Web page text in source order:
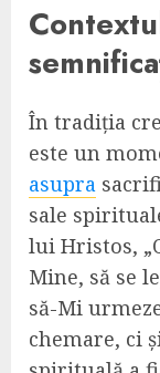
În tradiția
este un
asupra
sale
lui Hristos,
Mine, să se
să-Mi
chemare, ci